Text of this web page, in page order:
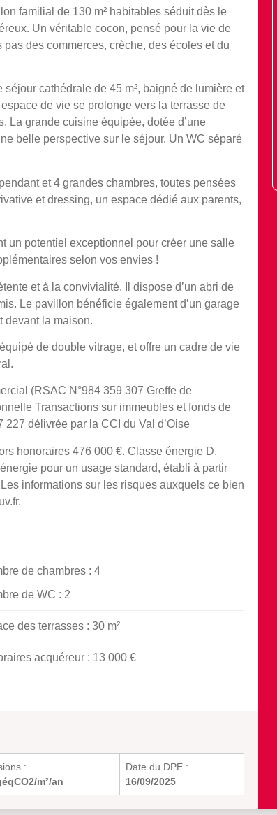
familial de 130 m² habitables séduit dès le
Un véritable cocon, pensé pour la vie de
des commerces, crèche, des écoles et du
cathédrale de 45 m², baigné de lumière et
de vie se prolonge vers la terrasse de
La grande cuisine équipée, dotée d’une
belle perspective sur le séjour. Un WC séparé
et 4 grandes chambres, toutes pensées
et dressing, un espace dédié aux parents,
un potentiel exceptionnel pour créer une salle
selon vos envies !
et à la convivialité. Il dispose d’un abri de
Le pavillon bénéficie également d’un garage
devant la maison.
de double vitrage, et offre un cadre de vie
(RSAC N°984 359 307 Greffe de
Transactions sur immeubles et fonds de
délivrée par la CCI du Val d’Oise
honoraires 476 000 €. Classe énergie D,
pour un usage standard, établi à partir
informations sur les risques auxquels ce bien
de chambres : 4
de WC : 2
des terrasses : 30 m²
acquéreur : 13 000 €
:
m²/an
Date du DPE :
16/09/2025